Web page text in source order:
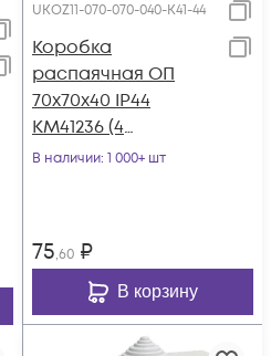
UKOZ11-070-070-040-K41-44
Коробка
распаячная ОП
70х70х40 IP44
КМ41236 (4
гермоввода) IEK
В наличии: 1 000+ шт
75,60 ₽
В корзину